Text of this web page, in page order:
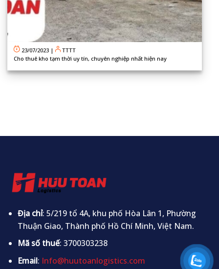
23/07/2023 |
TTTT
Cho thuê kho tạm thời uy tín, chuyên nghiệp nhất hiện nay
Địa chỉ: 5/219 tổ 4A, khu phố Hòa Lân 1, Phường
Thuận Giao, Thành phố Hồ Chí Minh, Việt Nam.
Mã số thuế: 3700303238
Email: Info@huutoanlogistics.com